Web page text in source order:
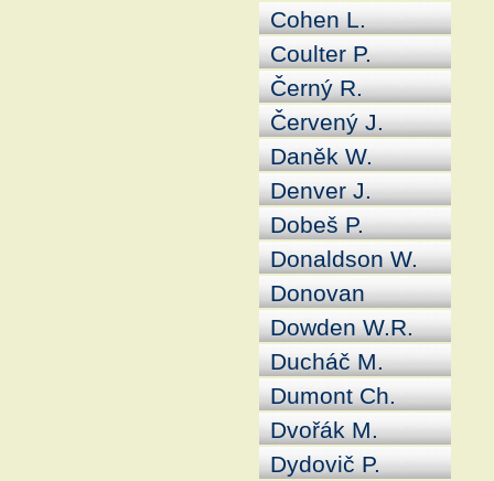
Cohen L.
Coulter P.
Černý R.
Červený J.
Daněk W.
Denver J.
Dobeš P.
Donaldson W.
Donovan
Dowden W.R.
Ducháč M.
Dumont Ch.
Dvořák M.
Dydovič P.